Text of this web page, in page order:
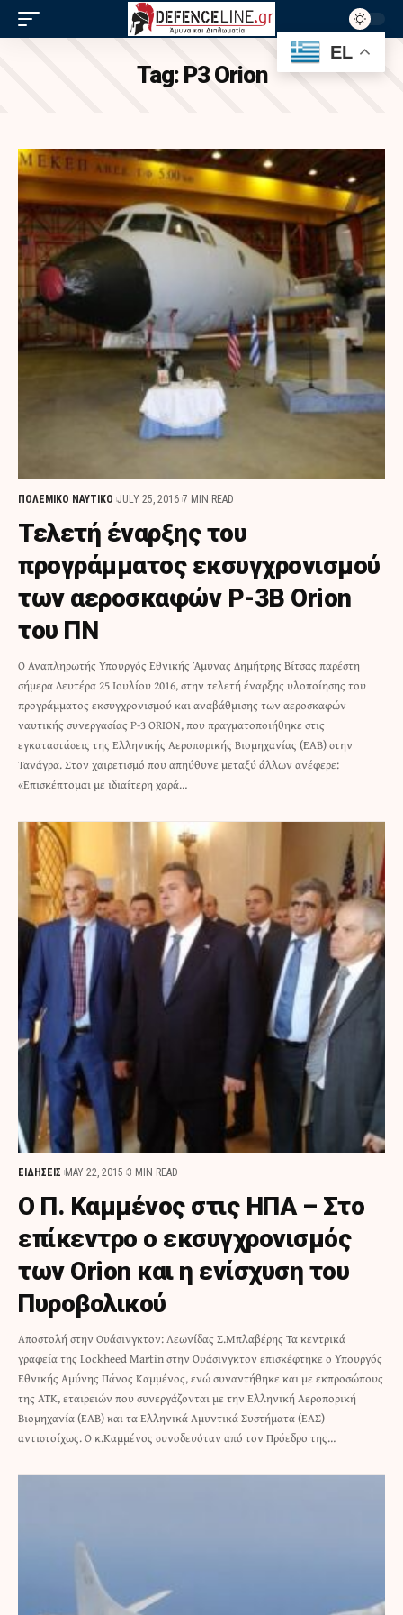
Tag: P3 Orion
ΠΟΛΕΜΙΚΟ ΝΑΥΤΙΚΟ JULY 25, 2016 7 MIN READ
Τελετή έναρξης του
προγράμματος εκσυγχρονισμού
των αεροσκαφών P-3B Orion
του ΠΝ
Ο Αναπληρωτής Υπουργός Εθνικής Άμυνας Δημήτρης Βίτσας παρέστη
σήμερα Δευτέρα 25 Ιουλίου 2016, στην τελετή έναρξης υλοποίησης του
προγράμματος εκσυγχρονισμού και αναβάθμισης των αεροσκαφών
ναυτικής συνεργασίας P-3 ORION, που πραγματοποιήθηκε στις
εγκαταστάσεις της Ελληνικής Αεροπορικής Βιομηχανίας (ΕΑΒ) στην
Τανάγρα. Στον χαιρετισμό που απηύθυνε μεταξύ άλλων ανέφερε:
«Επισκέπτομαι με ιδιαίτερη χαρά…
ΕΙΔΗΣΕΙΣ MAY 22, 2015 3 MIN READ
Ο Π. Καμμένος στις ΗΠΑ – Στο
επίκεντρο ο εκσυγχρονισμός
των Orion και η ενίσχυση του
Πυροβολικού
Αποστολή στην Ουάσινγκτον: Λεωνίδας Σ.Μπλαβέρης Τα κεντρικά
γραφεία της Lockheed Martin στην Ουάσινγκτον επισκέφτηκε ο Υπουργός
Εθνικής Αμύνης Πάνος Καμμένος, ενώ συναντήθηκε και με εκπροσώπους
της ΑΤΚ, εταιρειών που συνεργάζονται με την Ελληνική Αεροπορική
Βιομηχανία (ΕΑΒ) και τα Ελληνικά Αμυντικά Συστήματα (ΕΑΣ)
αντιστοίχως. Ο κ.Καμμένος συνοδευόταν από τον Πρόεδρο της…
EL